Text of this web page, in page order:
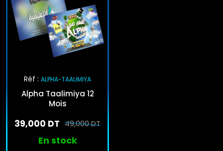
Réf : ALPHA-TAALIMIYA
Alpha Taalimiya 12
Mois
49,000 DT
39,000 DT
En stock